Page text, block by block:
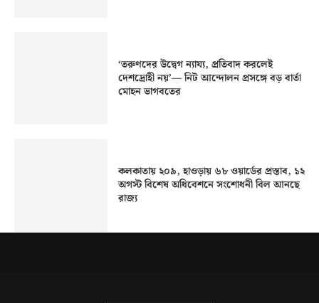
‘তরুণদের উদ্বেগ ন্যায্য, প্রতিবাদ করলেই
দেশদ্রোহী নয়’— নিট আন্দোলন প্রসঙ্গে বড় বার্তা
মোহন ভাগবতের
কলকাতায় ২০৯, হাওড়ায় ৬৮ ওয়ার্ডের প্রস্তাব, ১২
অগস্ট বিশেষ অধিবেশনে সংশোধনী বিল আনছে
রাজ্য